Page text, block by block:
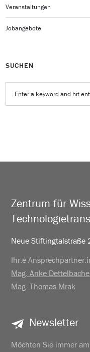
Veranstaltungen
Jobangebote
SUCHEN
Zentrum für
Neue Stiftingtalstraße
Ihr:e
Mag. Anke
Mag. Thomas Mrak
Newsletter
Möchten Sie immer